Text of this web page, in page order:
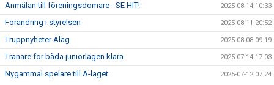
Anmälan till föreningsdomare - SE HIT! 2025-08-14 10:33
Förändring i styrelsen 2025-08-11 20:52
Truppnyheter Alag 2025-08-08 09:19
Tränare för båda juniorlagen klara 2025-07-14 17:03
Nygammal spelare till A-laget 2025-07-12 07:24